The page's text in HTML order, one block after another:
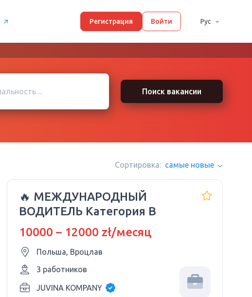
Регистрация Войти Рус
Поиск вакансии
Сортировка: самые новые
🔥 МЕЖДУНАРОДНЫЙ
ВОДИТЕЛЬ Категория B
10000 – 12000 zł/месяц
Польша, Вроцлав
3 работников
JUVINA KOMPANY